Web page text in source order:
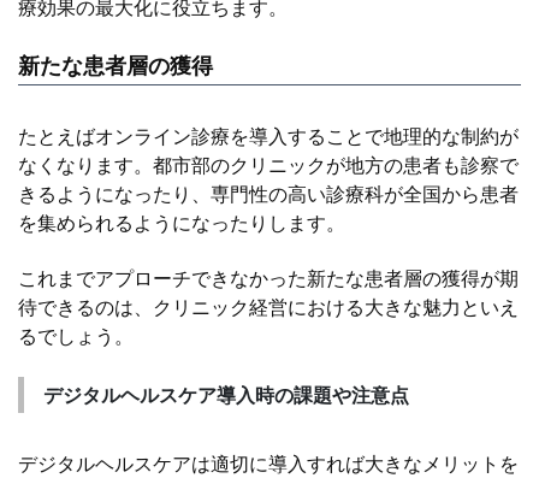
療効果の最大化に役立ちます。
新たな患者層の獲得
たとえばオンライン診療を導入することで地理的な制約が
なくなります。都市部のクリニックが地方の患者も診察で
きるようになったり、専門性の高い診療科が全国から患者
を集められるようになったりします。
これまでアプローチできなかった新たな患者層の獲得が期
待できるのは、クリニック経営における大きな魅力といえ
るでしょう。
デジタルヘルスケア導入時の課題や注意点
デジタルヘルスケアは適切に導入すれば大きなメリットを